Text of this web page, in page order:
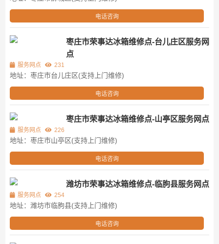
电话咨询
枣庄市荣事达冰箱维修点-台儿庄区服务网
点
服务网点 231
地址：枣庄市台儿庄区(支持上门维修)
电话咨询
枣庄市荣事达冰箱维修点-山亭区服务网点
服务网点 226
地址：枣庄市山亭区(支持上门维修)
电话咨询
潍坊市荣事达冰箱维修点-临朐县服务网点
服务网点 254
地址：潍坊市临朐县(支持上门维修)
电话咨询